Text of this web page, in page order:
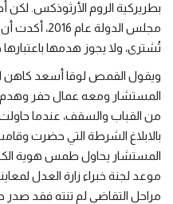
بطريركية الروم الأرثوذكس. لكن
مجلس الدولة
تُشترى، ولا يجوز هدمها
ويقول القمص لوقا أسعد كاهن
المستشار ومعه عمال حفر
من القباب والسقف، عندما
بالابلاغ الشرطة التي حضرت
المستشار يحاول طمس هوية
موعد لجنة خبراء زارة العدل
مراحل التقاضي لم تنته فقد